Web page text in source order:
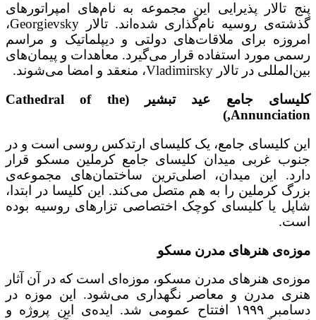
پنج تالار پذیرایی این مجموعه به نام‌های امپراتورهای
گذشته‌ی روسیه نام‌گذاری شده‌اند. تالار Georgievsky،
امروزه برای ملاقات‌های دولتی و دیپلماتیک و مراسم
رسمی مورد استفاده قرار می‌گیرد. معاهدات و پیمان‌های
بین‌المللی در تالار Vladimirsky، منعقد و امضا می‌شوند.
کلیسای جامع عید تبشیر (Cathedral of the
Annunciation,)
این کلیسای جامع، یک کلیسای ارتدکس روسی است و در
جنوب غربی میدان کلیسای جامع کرملین مسکو قرار
دارد. این میدان، اصلی‌ترین ساختمان‌های مجموعه‌ی
بزرگ کرملین را به هم متصل می‌کند. این کلیسا در ابتدا،
شاپل یا کلیسای کوچک اختصاصی تزارهای روسیه بوده
است.
موزه‌ی هنرهای مدرن مسکو
موزه‌ی هنرهای مدرن مسکو، موزه‌ای است که در آن آثار
هنری مدرن و معاصر نگهداری می‌شود. این موزه در
دسامبر ۱۹۹۹ افتتاح عمومی شد. ایده‌ی این پروژه و